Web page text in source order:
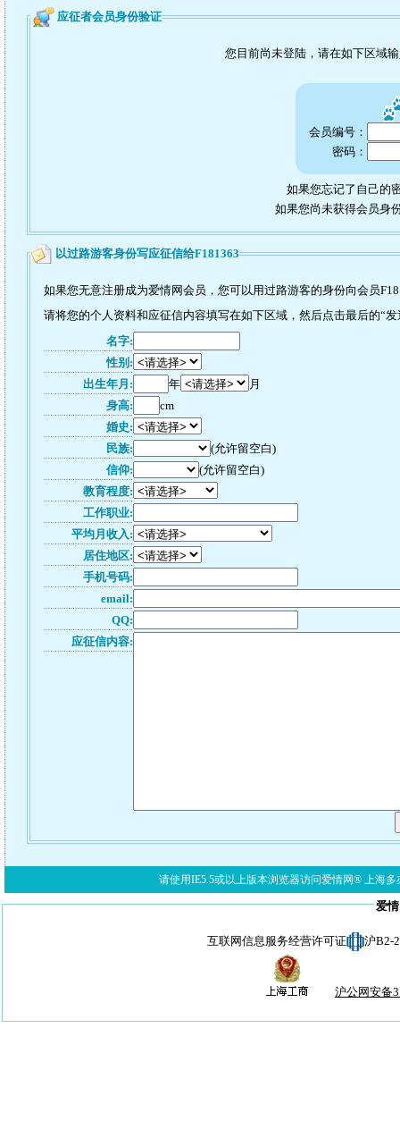
应征者会员身份验证
您目前尚未登陆，请在如下区域
会员编号：
密码：
如果您忘记了自己的
如果您尚未获得会员身
以过路游客身份写应征信给F181363
如果您无意注册成为爱情网会员，您可以用过路游客的身份向会员
请将您的个人资料和应征信内容填写在如下区域，然后点击最后的“
名字:
性别:
出生年月:
年
月
身高:
cm
婚史:
民族:
(允许留空白)
信仰:
(允许留空白)
教育程度:
工作职业:
平均月收入:
居住地区:
手机号码:
email:
QQ:
应征信内容:
请使用IE5.5或以上版本浏览器访问爱情网® 上海多
爱
互联网信息服务经营许可证 沪B2-
沪公网安备